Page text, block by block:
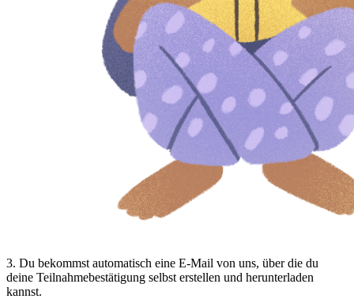
3. Du bekommst automatisch eine E-Mail von uns, über die du
deine Teilnahmebestätigung selbst erstellen und herunterladen
kannst.